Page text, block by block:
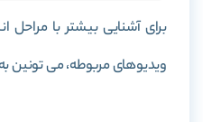
برای آشنایی بیشتر با
ویدیوهای مربوطه، می تونین